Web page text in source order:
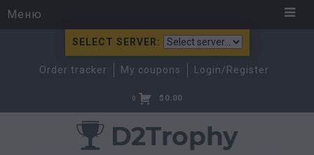
Меню
SELECT SERVER:
Order tracker My coupons Login/Register
0 $ 0.00